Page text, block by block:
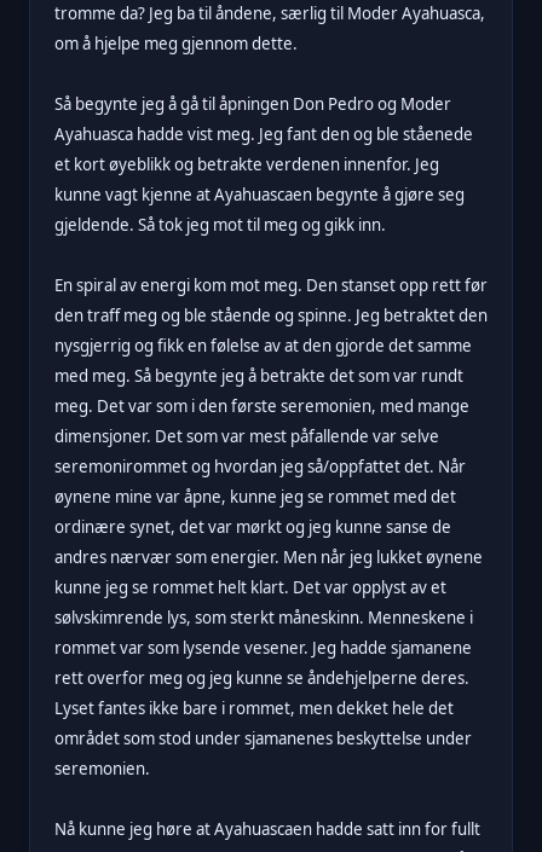
tromme da? Jeg ba til åndene, særlig til Moder Ayahuasca,
om å hjelpe meg gjennom dette.
Så begynte jeg å gå til åpningen Don Pedro og Moder
Ayahuasca hadde vist meg. Jeg fant den og ble ståenede
et kort øyeblikk og betrakte verdenen innenfor. Jeg
kunne vagt kjenne at Ayahuascaen begynte å gjøre seg
gjeldende. Så tok jeg mot til meg og gikk inn.
En spiral av energi kom mot meg. Den stanset opp rett før
den traff meg og ble stående og spinne. Jeg betraktet den
nysgjerrig og fikk en følelse av at den gjorde det samme
med meg. Så begynte jeg å betrakte det som var rundt
meg. Det var som i den første seremonien, med mange
dimensjoner. Det som var mest påfallende var selve
seremonirommet og hvordan jeg så/oppfattet det. Når
øynene mine var åpne, kunne jeg se rommet med det
ordinære synet, det var mørkt og jeg kunne sanse de
andres nærvær som energier. Men når jeg lukket øynene
kunne jeg se rommet helt klart. Det var opplyst av et
sølvskimrende lys, som sterkt måneskinn. Menneskene i
rommet var som lysende vesener. Jeg hadde sjamanene
rett overfor meg og jeg kunne se åndehjelperne deres.
Lyset fantes ikke bare i rommet, men dekket hele det
området som stod under sjamanenes beskyttelse under
seremonien.
Nå kunne jeg høre at Ayahuascaen hadde satt inn for fullt